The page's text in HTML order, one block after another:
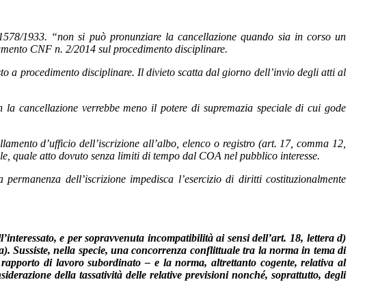
1933. “non si può pronunziare la cancellazione quando sia in corso un
CNF n. 2/2014 sul procedimento disciplinare.
a procedimento disciplinare. Il divieto scatta dal giorno dell’invio degli atti al
cancellazione verrebbe meno il potere di supremazia speciale di cui gode
d’ufficio dell’iscrizione all’albo, elenco o registro (art. 17, comma 12,
quale atto dovuto senza limiti di tempo dal COA nel pubblico interesse.
dell’iscrizione impedisca l’esercizio di diritti costituzionalmente
e per sopravvenuta incompatibilità ai sensi dell’art. 18, lettera d)
Sussiste, nella specie, una concorrenza conflittuale tra la norma in tema di
di lavoro subordinato – e la norma, altrettanto cogente, relativa al
della tassatività delle relative previsioni nonché, soprattutto, degli